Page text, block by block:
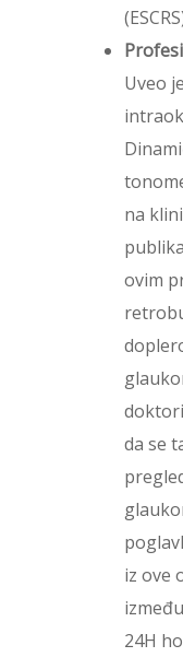
Uveo
na
ovim
da se
iz ove
24H